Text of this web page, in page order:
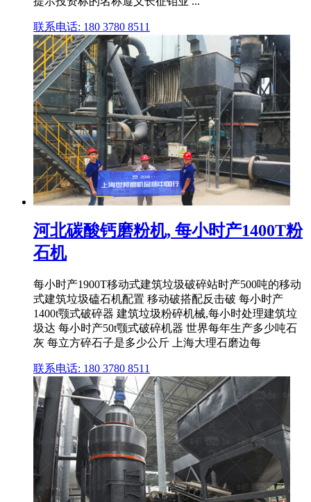
联系电话: 180 3780 8511
河北碳酸钙磨粉机, 每小时产1400T粉
石机
每小时产1900T移动式建筑垃圾破碎站时产500吨的移动
式建筑垃圾磕石机配置 移动破搭配反击破 每小时产
1400t颚式破碎器 建筑垃圾粉碎机械,每小时处理建筑垃
圾达 每小时产50t颚式破碎机器 世界每年生产多少吨石
灰 每立方碎石子是多少公斤 上海大理石磨边每
联系电话: 180 3780 8511